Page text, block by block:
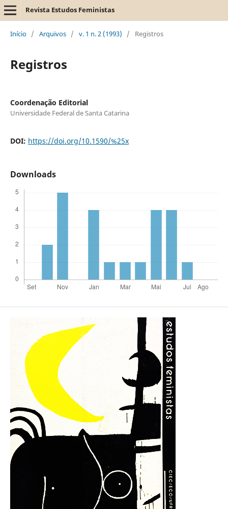
Revista Estudos Feministas
Início / Arquivos / v. 1 n. 2 (1993) / Registros
Registros
Coordenação Editorial
Universidade Federal de Santa Catarina
DOI: https://doi.org/10.1590/%25x
Downloads